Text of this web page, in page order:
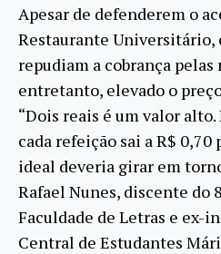
Apesar de defenderem o
Restaurante Universitário,
repudiam a cobrança
entretanto, elevado o
“Dois reais é um valor alto.
cada refeição sai a R$ 0,70
ideal deveria girar em
Rafael Nunes, discente do
Faculdade de Letras e ex-
Central de Estudantes